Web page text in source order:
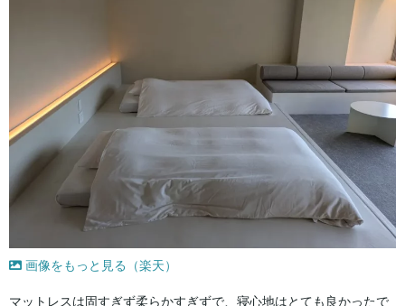
画像をもっと見る（楽天）
マットレスは固すぎず柔らかすぎずで、寝心地はとても良かったで